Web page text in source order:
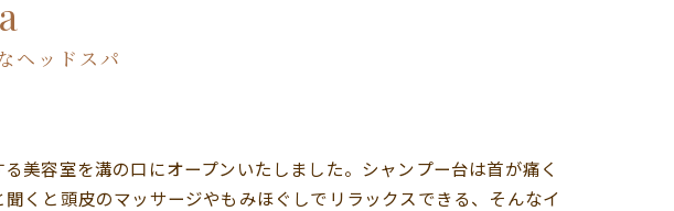
ヘッドスパ
美容室を溝の口にオープンいたしました。シャンプー台は首が痛く
くと頭皮のマッサージやもみほぐしでリラックスできる、そんなイ